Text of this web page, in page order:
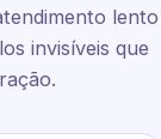
lento
invisíveis que